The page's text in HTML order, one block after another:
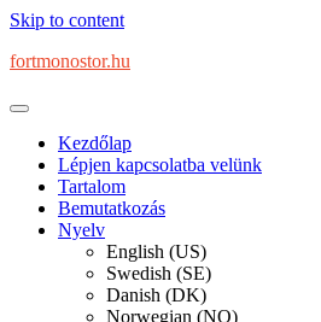
Skip to content
fortmonostor.hu
Kezdőlap
Lépjen kapcsolatba velünk
Tartalom
Bemutatkozás
Nyelv
English (US)
Swedish (SE)
Danish (DK)
Norwegian (NO)